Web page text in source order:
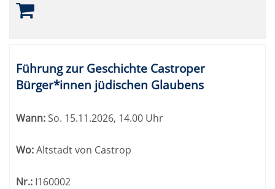
Führung zur Geschichte Castroper
Bürger*innen jüdischen Glaubens
Wann:So. 15.11.2026, 14.00 Uhr
Wo:Altstadt von Castrop
Nr.: I160002